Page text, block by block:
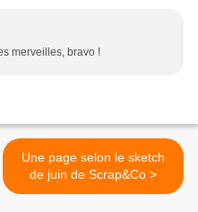
merveilles, bravo !
Une page selon le sketch
de juin de Scrap&Co >